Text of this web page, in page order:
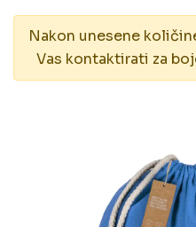
Nakon unesene
Vas kontaktirati za